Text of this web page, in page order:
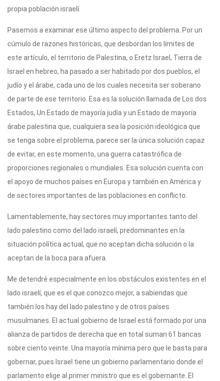
propia población israelí.
Pasemos a examinar ese último aspecto del problema. Por un
cúmulo de razones históricas, que desbordan los límites de
este artículo, el territorio de Palestina, o Eretz Israel, Tierra de
Israel en hebreo, ha pasado a ser habitado por dos pueblos, el
judío y el árabe, cada uno de los cuales necesita ser soberano
de parte de ese territorio. Esa es la solución llamada de Los dos
Estados, Un Estado de mayoría judía y un Estado de mayoría
árabe palestina que, cualquiera sea la posición ideológica que
se tenga sobre el problema, parece ser la única solución capaz
de evitar, en este momento, una guerra catastrófica de
proporciones regionales o mundiales. Esa solución cuenta con
el apoyo de muchos países en Europa y también en América y
de sectores importantes de las poblaciones en conflicto.
Lamentablemente, hay sectores muy importantes tanto del
lado palestino como del lado israelí, predominantes en la
situación política actual, que no aceptan dicha solución o la
aceptan de la boca para afuera.
Me detendré especialmente en los obstáculos existentes en el
lado israelí, que es el que conozco mejor, a sabiendas que
también los hay del lado palestino y de otros países
musulmanes. El actual gobierno de Israel está formado por una
alianza de partidos de derecha que en total suman 61 bancas
sobre ciento veinte. Una mayoría mínima pero que le basta para
gobernar, pues Israel tiene un gobierno parlamentario donde el
parlamento elige al primer ministro que es el gobernante. El